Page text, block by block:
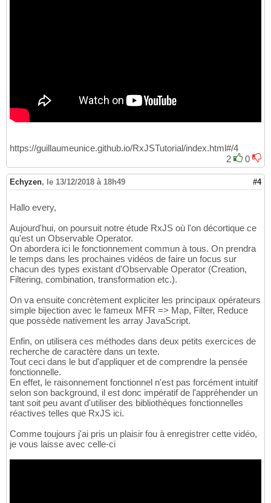
https://guillaumeunice.github.io/RxJSTutorial/index.html#/4
2
0
Echyzen, le 13/12/2018 à 18h49 #4
Hallo every,
Aujourd'hui, on poursuit notre étude RxJS où l'on décortique ce
qu'est un Observable Operator.
On abordera ici le fonctionnement commun à tous. On prendra
le temps dans les prochaines vidéos de faire un focus sur
chacun des types existant d'Observable Operator (Creation,
Filtering, combination, transformation etc.).
On va ensuite concrètement expliciter les principaux opérateurs
simple bijection avec le fameux MFR => Map, Filter, Reduce
que possède nativement les array JavaScript.
Enfin, on utilisera ces méthodes dans deux petits exercices de
recherche de caractère dans un texte.
Tout ceci dans le but d'appliquer et de comprendre la pensée
fonctionnelle.
En effet, le raisonnement fonctionnel n'est pas forcément intuitif
selon son background, il est donc impératif de l'appréhender un
tant soit peu avant d'utiliser des bibliothèques fonctionnelles
réactives telles que RxJS ici.
Comme toujours j'ai pris un plaisir fou à enregistrer cette vidéo,
je vous laisse avec celle-ci